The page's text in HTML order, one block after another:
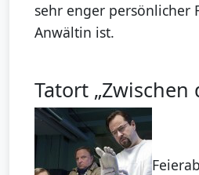
sehr enger persönlicher
Anwältin ist.
Tatort „Zwischen